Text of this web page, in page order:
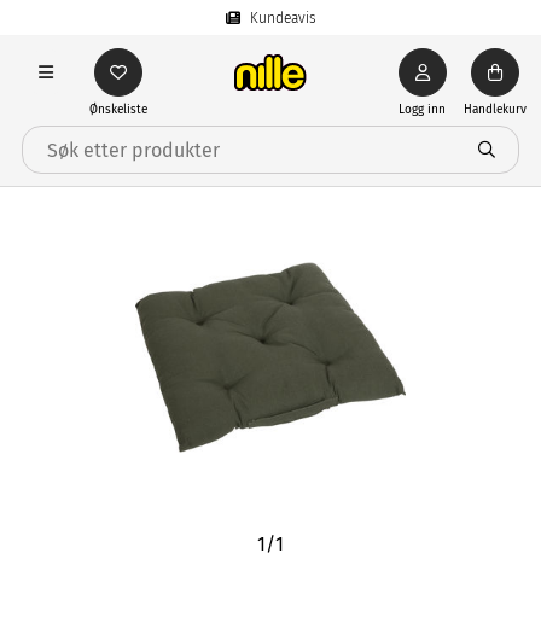
Kundeavis
Ønskeliste Logg inn Handlekurv
1/1